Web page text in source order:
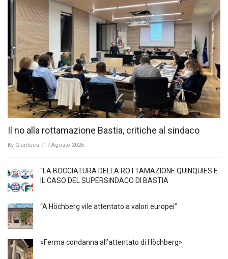
Il no alla rottamazione Bastia, critiche al sindaco
By Gianluca / 7 Agosto 2026
“LA BOCCIATURA DELLA ROTTAMAZIONE QUINQUIES E
IL CASO DEL SUPERSINDACO DI BASTIA
“A Höchberg vile attentato a valori europei”
«Ferma condanna all’attentato di Höchberg»